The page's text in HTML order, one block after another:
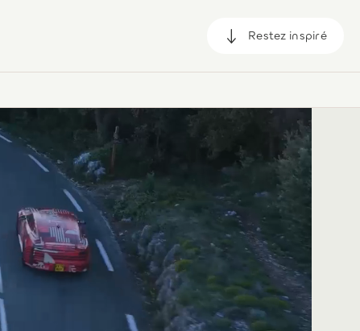
Restez inspiré